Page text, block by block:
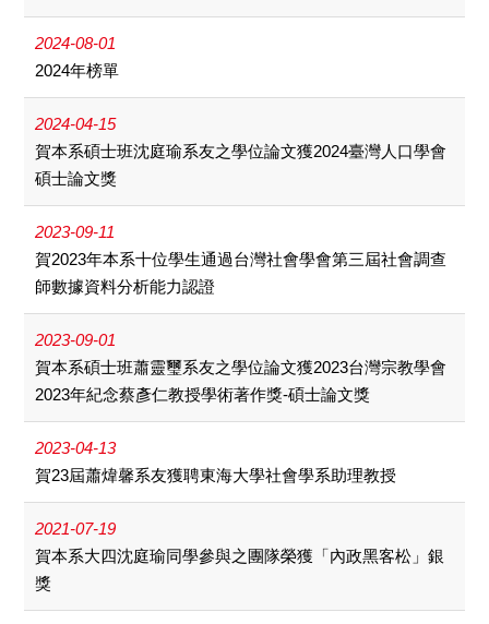
2024-08-01
2024年榜單
2024-04-15
賀本系碩士班沈庭瑜系友之學位論文獲2024臺灣人口學會
碩士論文獎
2023-09-11
賀2023年本系十位學生通過台灣社會學會第三屆社會調查
師數據資料分析能力認證
2023-09-01
賀本系碩士班蕭靈璽系友之學位論文獲2023台灣宗教學會
2023年紀念蔡彥仁教授學術著作獎-碩士論文獎
2023-04-13
賀23屆蕭煒馨系友獲聘東海大學社會學系助理教授
2021-07-19
賀本系大四沈庭瑜同學參與之團隊榮獲「內政黑客松」銀
獎